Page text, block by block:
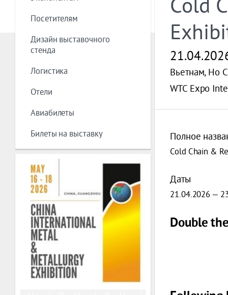
Посетителям
Дизайн выставочного
стенда
Логистика
Отели
Авиабилеты
Билеты на выставку
Вьетнам, Ho
WTC Expo
Полное
Cold Chain &
Даты
21.04.2026 —
Double